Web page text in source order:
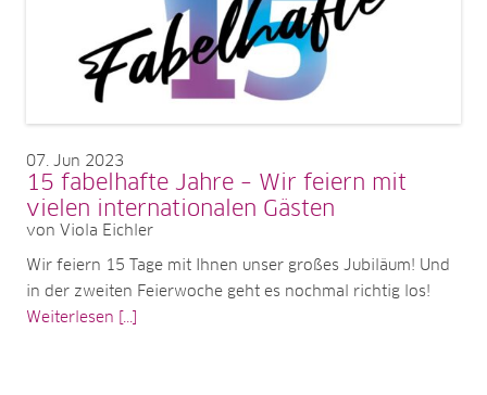
07 Jun 2023
15 fabelhafte Jahre – Wir feiern mit
vielen internationalen Gästen
von Viola Eichler
Wir feiern 15 Tage mit Ihnen unser großes Jubiläum! Und
in der zweiten Feierwoche geht es nochmal richtig los!
Weiterlesen [...]